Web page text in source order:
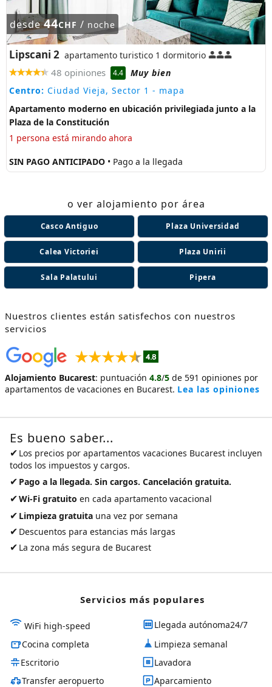
desde44CHF / noche
Lipscani 2 apartamento turistico 1 dormitorio
48 opiniones 4.4
Muy bien
Centro: Ciudad Vieja, Sector 1 - mapa
Apartamento moderno en ubicación privilegiada junto a la
Plaza de la Constitución
1 persona está mirando ahora
SIN PAGO ANTICIPADO • Pago a la llegada
o ver alojamiento por área
Casco Antiguo Plaza Universidad
Calea Victoriei Plaza Unirii
Sala Palatului Pipera
Nuestros clientes están satisfechos con nuestros
servicios
Alojamiento Bucarest: puntuación 4.8/5 de 591 opiniones por
apartamentos de vacaciones en Bucarest. Lea las opiniones
Es bueno saber...
✔ Los precios por apartamentos vacaciones Bucarest incluyen
todos los impuestos y cargos.
✔ Pago a la llegada. Sin cargos. Cancelación gratuita.
✔Wi-Fi gratuito en cada apartamento vacacional
✔ Limpieza gratuita una vez por semana
✔ Descuentos para estancias más largas
✔ La zona más segura de Bucarest
Servicios más populares
WiFi high-speed
Llegada autónoma24/7
Cocina completa
Limpieza semanal
Escritorio
Lavadora
Transfer aeropuerto
Aparcamiento